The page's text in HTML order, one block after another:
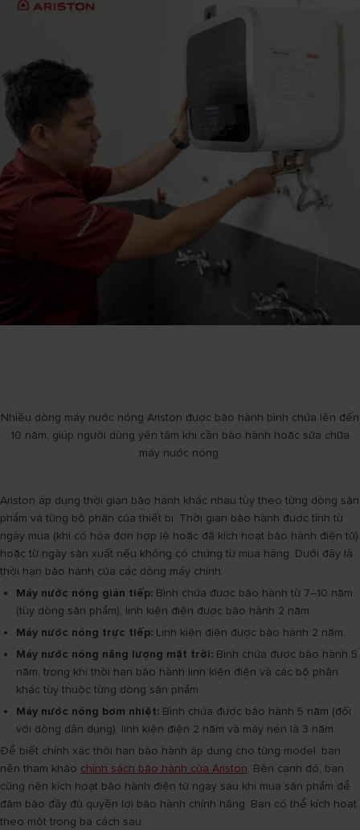
Nhiều dòng máy nước nóng Ariston được bảo hành bình chứa lên đến
10 năm, giúp người dùng yên tâm khi cần bảo hành hoặc sửa chữa
máy nước nóng.
Ariston áp dụng thời gian bảo hành khác nhau tùy theo từng dòng sản
phẩm và từng bộ phận của thiết bị. Thời gian bảo hành được tính từ
ngày mua (khi có hóa đơn hợp lệ hoặc đã kích hoạt bảo hành điện tử)
hoặc từ ngày sản xuất nếu không có chứng từ mua hàng. Dưới đây là
thời hạn bảo hành của các dòng máy chính:
Máy nước nóng gián tiếp: Bình chứa được bảo hành từ 7–10 năm
(tùy dòng sản phẩm), linh kiện điện được bảo hành 2 năm.
Máy nước nóng trực tiếp: Linh kiện điện được bảo hành 2 năm.
Máy nước nóng năng lượng mặt trời: Bình chứa được bảo hành 5
năm, trong khi thời hạn bảo hành linh kiện điện và các bộ phận
khác tùy thuộc từng dòng sản phẩm.
Máy nước nóng bơm nhiệt: Bình chứa được bảo hành 5 năm (đối
với dòng dân dụng), linh kiện điện 2 năm và máy nén là 3 năm.
Để biết chính xác thời hạn bảo hành áp dụng cho từng model, bạn
nên tham khảo chính sách bảo hành của Ariston. Bên cạnh đó, bạn
cũng nên kích hoạt bảo hành điện tử ngay sau khi mua sản phẩm để
đảm bảo đầy đủ quyền lợi bảo hành chính hãng. Bạn có thể kích hoạt
theo một trong ba cách sau: